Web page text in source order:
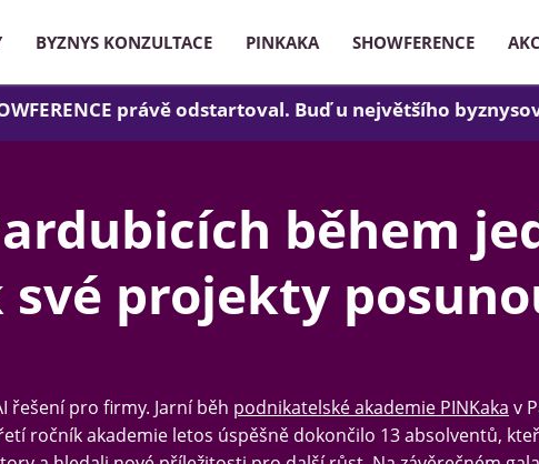
BYZNYS KONZULTACE PINKAKA SHOWFERENCE
právě odstartoval. Buď u největšího
během
projekty
řešení pro firmy. Jarní běh podnikatelské akademie PINKaka v
ročník akademie letos úspěšně dokončilo 13 absolventů,